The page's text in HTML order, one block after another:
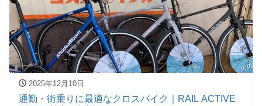
2025年12月10日
通勤・街乗りに最適なクロスバイク｜RAIL ACTIVE